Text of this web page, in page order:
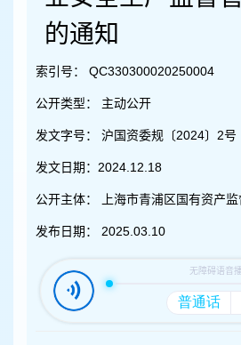
的通知
索引号： QC330300020250004
公开类型： 主动公开
发文字号： 沪国资委规〔2024〕2号
发文日期： 2024.12.18
公开主体： 上海市青浦区国有资产
发布日期： 2025.03.10